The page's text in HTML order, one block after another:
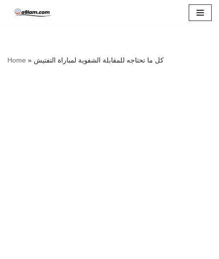
Home » كل ما تحتاجه للمقابلة الشفوية لمباراة التفتيش